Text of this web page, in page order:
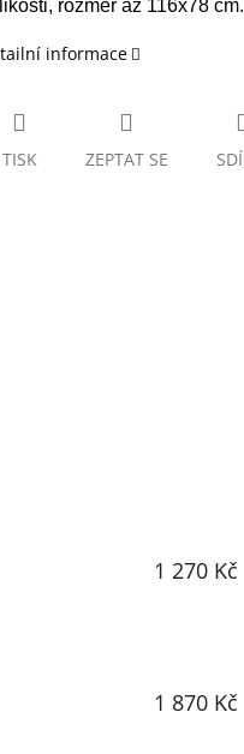
rozměr až 116x78 cm.
informace
TISK ZEPTAT SE
1 270 Kč
1 870 Kč